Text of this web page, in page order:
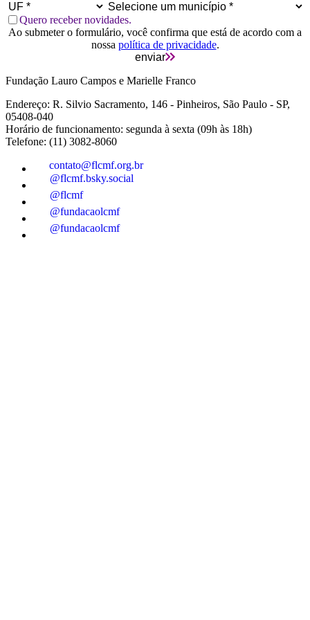
Quero receber novidades.
Ao submeter o formulário, você confirma que está de acordo com a
nossa política de privacidade.
enviar
Fundação Lauro Campos e Marielle Franco
Endereço: R. Silvio Sacramento, 146 - Pinheiros, São Paulo - SP,
05408-040
Horário de funcionamento: segunda à sexta (09h às 18h)
Telefone: (11) 3082-8060
contato@flcmf.org.br
@flcmf.bsky.social
@flcmf
@fundacaolcmf
@fundacaolcmf